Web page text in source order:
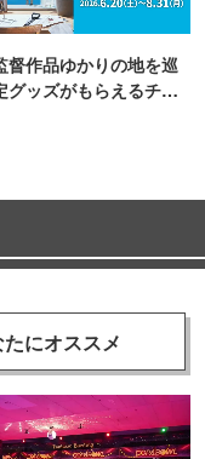
督作品ゆかりの地を巡
グッズがもらえるチャ
にオススメ